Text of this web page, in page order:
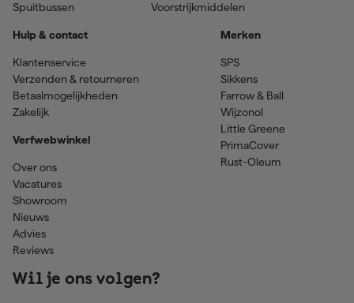
Spuitbussen
Voorstrijkmiddelen
Hulp & contact
Klantenservice
Verzenden & retourneren
Betaalmogelijkheden
Zakelijk
Verfwebwinkel
Over ons
Vacatures
Showroom
Nieuws
Advies
Reviews
Merken
SPS
Sikkens
Farrow & Ball
Wijzonol
Little Greene
PrimaCover
Rust-Oleum
Wil je ons volgen?